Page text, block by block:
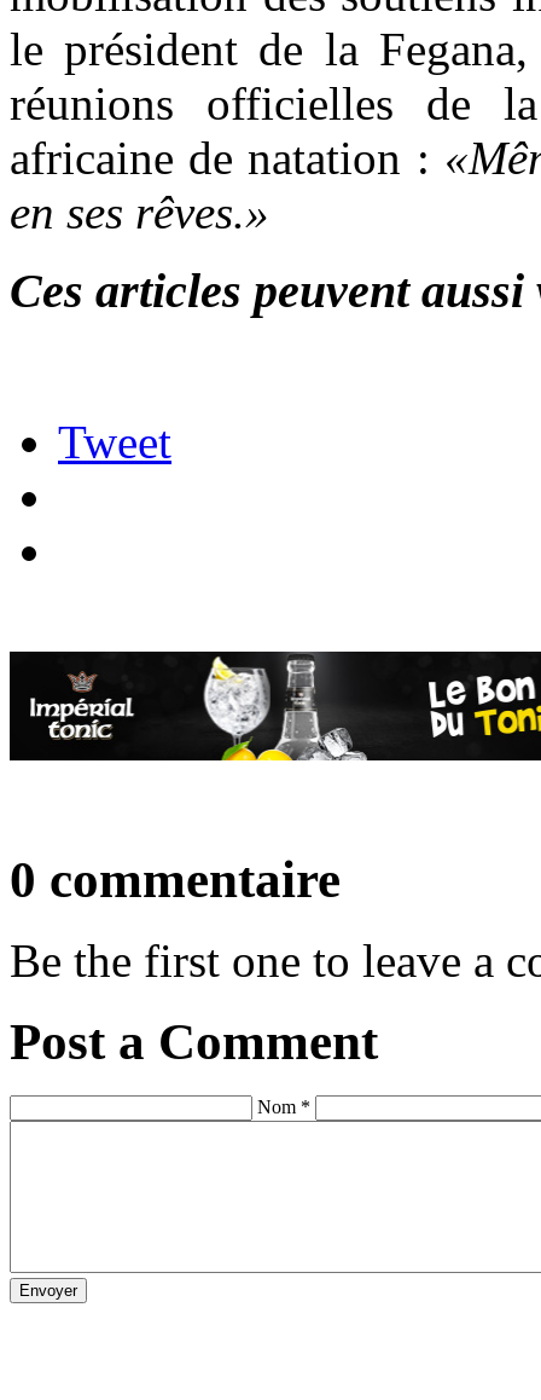
le président de la
réunions officielles de
africaine de natation :
en ses rêves.»
Ces articles peuvent
Tweet
0 commentaire
Be the first one to leave a
Post a Comment
Nom *